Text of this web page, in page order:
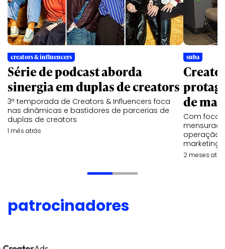
creators & influencers
Série de podcast aborda
sinergia em duplas de creators
3ª temporada de Creators & Influencers foca
nas dinâmicas e bastidores de parcerias de
duplas de creators
1 mês atrás
suba
de
Com foco
operação
marketing
2 meses
patrocinadores